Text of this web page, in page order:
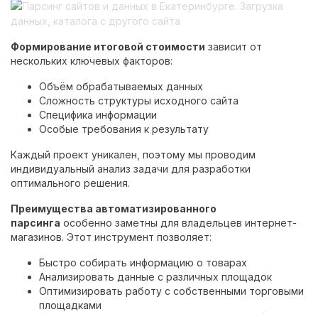
Формирование итоговой стоимости зависит от
нескольких ключевых факторов:
Объём обрабатываемых данных
Сложность структуры исходного сайта
Специфика информации
Особые требования к результату
Каждый проект уникален, поэтому мы проводим
индивидуальный анализ задачи для разработки
оптимального решения.
Преимущества автоматизированного
парсинга особенно заметны для владельцев интернет-
магазинов. Этот инструмент позволяет:
Быстро собирать информацию о товарах
Анализировать данные с различных площадок
Оптимизировать работу с собственными торговыми
площадками